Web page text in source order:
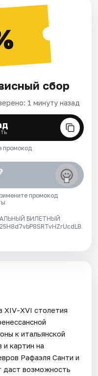
сбор
1 минуту назад
промокод
промокод
БИЛЕТНЫЙ
XIV-XVI столетия
к итальянской
и картин на
Рафаэля Санти и
возможность